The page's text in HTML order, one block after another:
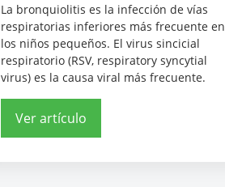
La bronquiolitis es la infección de vías
respiratorias inferiores más frecuente en
los niños pequeños. El virus sincicial
respiratorio (RSV, respiratory syncytial
virus) es la causa viral más frecuente.
Ver artículo